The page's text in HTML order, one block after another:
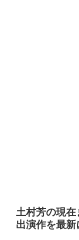
土村芳の現
出演作を最新